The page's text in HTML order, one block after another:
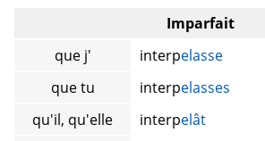
Imparfait
que j'
interpelasse
que tu
interpelasses
qu'il, qu'elle
interpelât